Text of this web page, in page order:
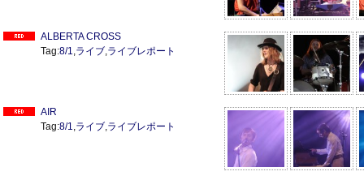
ALBERTA CROSS
Tag:8/1,ライブ,ライブレポート
AIR
Tag:8/1,ライブ,ライブレポート